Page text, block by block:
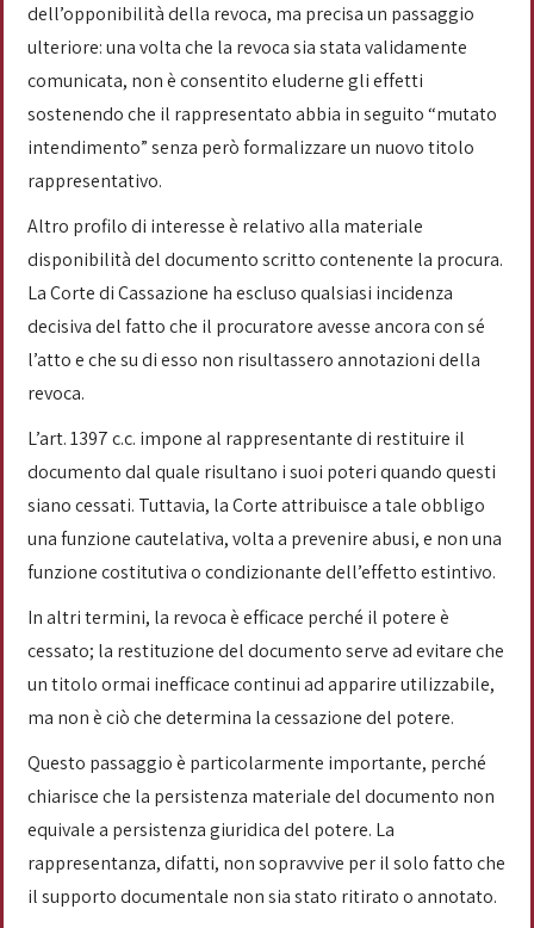
dell’opponibilità della revoca, ma precisa un passaggio
ulteriore: una volta che la revoca sia stata validamente
comunicata, non è consentito eluderne gli effetti
sostenendo che il rappresentato abbia in seguito “mutato
intendimento” senza però formalizzare un nuovo titolo
rappresentativo.
Altro profilo di interesse è relativo alla materiale
disponibilità del documento scritto contenente la procura.
La Corte di Cassazione ha escluso qualsiasi incidenza
decisiva del fatto che il procuratore avesse ancora con sé
l’atto e che su di esso non risultassero annotazioni della
revoca.
L’art. 1397 c.c. impone al rappresentante di restituire il
documento dal quale risultano i suoi poteri quando questi
siano cessati. Tuttavia, la Corte attribuisce a tale obbligo
una funzione cautelativa, volta a prevenire abusi, e non una
funzione costitutiva o condizionante dell’effetto estintivo.
In altri termini, la revoca è efficace perché il potere è
cessato; la restituzione del documento serve ad evitare che
un titolo ormai inefficace continui ad apparire utilizzabile,
ma non è ciò che determina la cessazione del potere.
Questo passaggio è particolarmente importante, perché
chiarisce che la persistenza materiale del documento non
equivale a persistenza giuridica del potere. La
rappresentanza, difatti, non sopravvive per il solo fatto che
il supporto documentale non sia stato ritirato o annotato.